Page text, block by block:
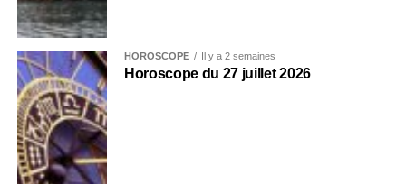
HOROSCOPE Il y a 2 semaines
Horoscope du 27 juillet 2026